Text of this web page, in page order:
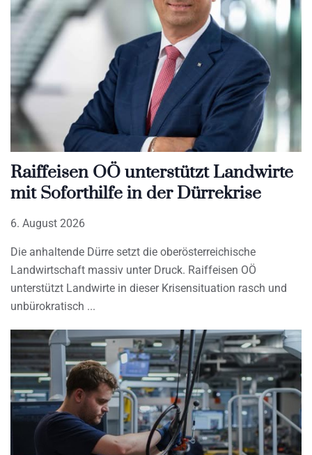
Raiffeisen OÖ unterstützt Landwirte
mit Soforthilfe in der Dürrekrise
6. August 2026
Die anhaltende Dürre setzt die oberösterreichische
Landwirtschaft massiv unter Druck. Raiffeisen OÖ
unterstützt Landwirte in dieser Krisensituation rasch und
unbürokratisch